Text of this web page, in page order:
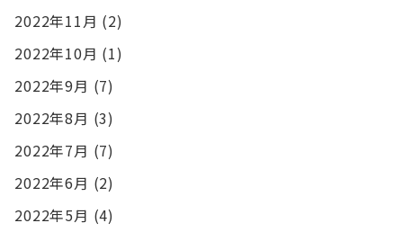
2022年11月 (2)
2022年10月 (1)
2022年9月 (7)
2022年8月 (3)
2022年7月 (7)
2022年6月 (2)
2022年5月 (4)